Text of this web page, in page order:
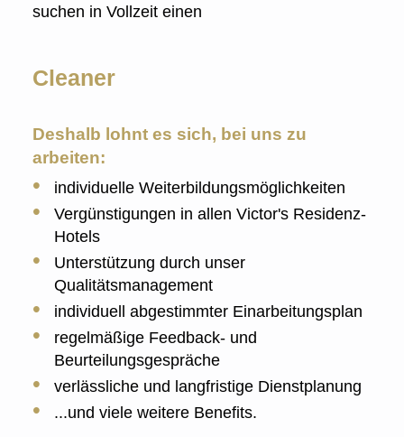
suchen in Vollzeit einen
Cleaner
Deshalb lohnt es sich, bei uns zu
arbeiten:
individuelle Weiterbildungsmöglichkeiten
Vergünstigungen in allen Victor's Residenz-
Hotels
Unterstützung durch unser
Qualitätsmanagement
individuell abgestimmter Einarbeitungsplan
regelmäßige Feedback- und
Beurteilungsgespräche
verlässliche und langfristige Dienstplanung
...und viele weitere Benefits.